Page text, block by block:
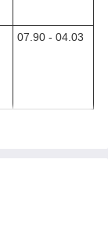
07.90 - 04.03